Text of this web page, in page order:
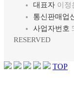
대표자 이정
통신판매업
사업자번호
RESERVED
TOP